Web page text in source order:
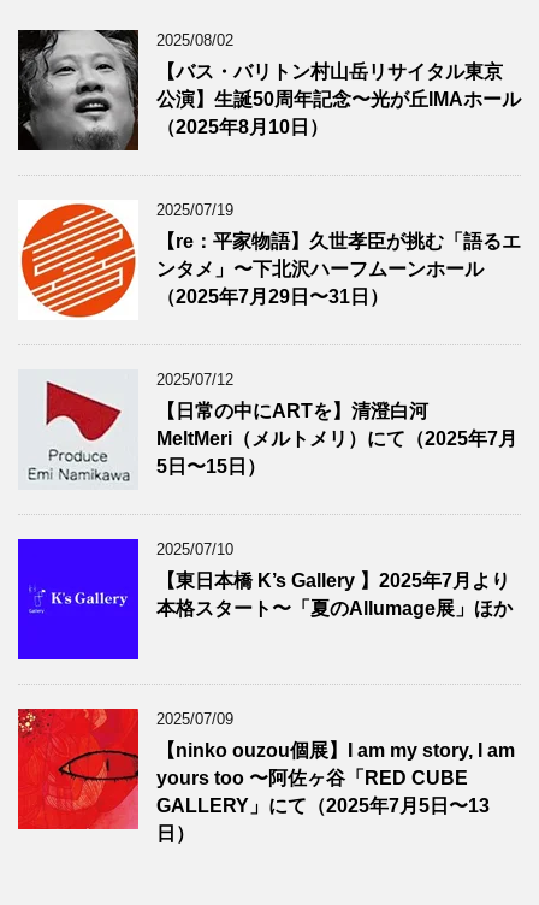
2025/08/02
【バス・バリトン村山岳リサイタル東京
公演】生誕50周年記念〜光が丘IMAホール
（2025年8月10日）
2025/07/19
【re：平家物語】久世孝臣が挑む「語るエ
ンタメ」〜下北沢ハーフムーンホール
（2025年7月29日〜31日）
2025/07/12
【日常の中にARTを】清澄白河
MeltMeri（メルトメリ）にて（2025年7月
5日〜15日）
2025/07/10
【東日本橋 K’s Gallery 】2025年7月より
本格スタート〜「夏のAllumage展」ほか
2025/07/09
【ninko ouzou個展】I am my story, I am
yours too 〜阿佐ヶ谷「RED CUBE
GALLERY」にて（2025年7月5日〜13
日）